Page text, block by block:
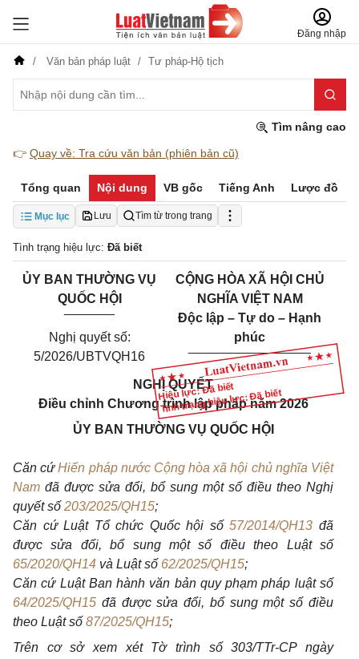
Đăng nhập
Văn bản pháp luật Tư pháp-Hộ tịch
Tìm nâng cao
👉 Quay về: Tra cứu văn bản (phiên bản cũ)
Tổng quan Nội dung VB gốc Tiếng Anh Lược đồ
Mục lục Lưu Tìm từ trong trang
Tình trạng hiệu lực: Đã biết
Hiệu lực: Đã biết
Tình trạng hiệu lực: Đã biết
ỦY BAN THƯỜNG VỤ
QUỐC HỘI
_______
Nghị quyết số:
5/2026/UBTVQH16
CỘNG HÒA XÃ HỘI CHỦ
NGHĨA VIỆT NAM
Độc lập – Tự do – Hạnh
phúc
_________________
NGHỊ QUYẾT
Điều chỉnh Chương trình lập pháp năm 2026
ỦY BAN THƯỜNG VỤ QUỐC HỘI
Căn cứHiến pháp nước Cộng hòa xã hội chủ nghĩa Việt
Nam đã được sửa đổi, bổ sung một số điều theo Nghị
quyết số 203/2025/QH15;
Căn cứ Luật Tổ chức Quốc hội số57/2014/QH13 đã
được sửa đổi, bổ sung một số điều theo Luật số
65/2020/QH14 và Luật số 62/2025/QH15;
Căn cứ Luật Ban hành văn bản quy phạm pháp luật số
64/2025/QH15 đã được sửa đổi, bổ sung một số điều
theo Luật số 87/2025/QH15;
Trên cơ sở xem xét Tờ trình số 303/TTr-CP ngày